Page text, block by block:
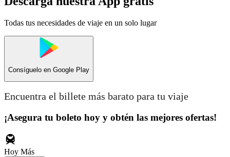
Todas tus necesidades de viaje en un solo lugar
Consíguelo en Google Play
Encuentra el billete más barato para tu viaje
¡Asegura tu boleto hoy y obtén las mejores ofertas!
Hoy Más